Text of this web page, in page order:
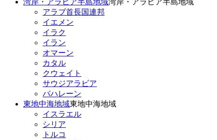
湾岸・アラビア半島地域湾岸・アラビア半島地域
アラブ首長国連邦
イエメン
イラク
イラン
オマーン
カタル
クウェイト
サウジアラビア
バハレーン
東地中海地域東地中海地域
イスラエル
シリア
トルコ